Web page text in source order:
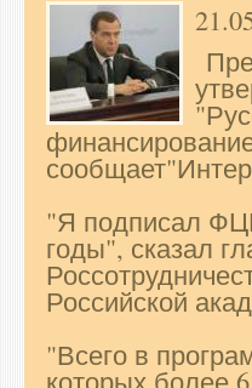
"Я подписал
годы", сказал
Российской
"Всего в
которых более